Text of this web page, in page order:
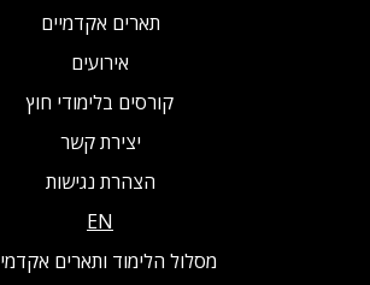
תארים אקדמיים
אירועים
קורסים בלימודי חוץ
יצירת קשר
הצהרת נגישות
EN
מסלול הלימוד ותארים